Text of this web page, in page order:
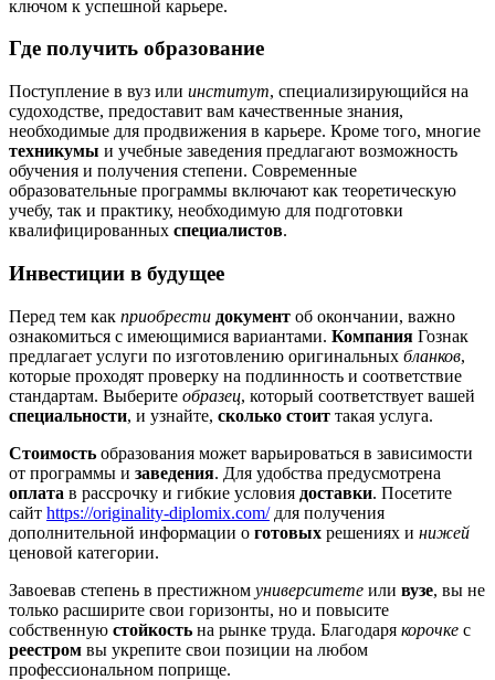
ключом к успешной карьере.
Где получить образование
Поступление в вуз или институт, специализирующийся на
судоходстве, предоставит вам качественные знания,
необходимые для продвижения в карьере. Кроме того, многие
техникумы и учебные заведения предлагают возможность
обучения и получения степени. Современные
образовательные программы включают как теоретическую
учебу, так и практику, необходимую для подготовки
квалифицированных специалистов.
Инвестиции в будущее
Перед тем как приобрести документ об окончании, важно
ознакомиться с имеющимися вариантами. Компания Гознак
предлагает услуги по изготовлению оригинальных бланков,
которые проходят проверку на подлинность и соответствие
стандартам. Выберите образец, который соответствует вашей
специальности, и узнайте, сколько стоит такая услуга.
Стоимость образования может варьироваться в зависимости
от программы и заведения. Для удобства предусмотрена
оплата в рассрочку и гибкие условия доставки. Посетите
сайт https://originality-diplomix.com/для получения
дополнительной информации о готовых решениях и нижей
ценовой категории.
Завоевав степень в престижном университете или вузе, вы не
только расширите свои горизонты, но и повысите
собственную стойкость на рынке труда. Благодаря корочке с
реестром вы укрепите свои позиции на любом
профессиональном поприще.